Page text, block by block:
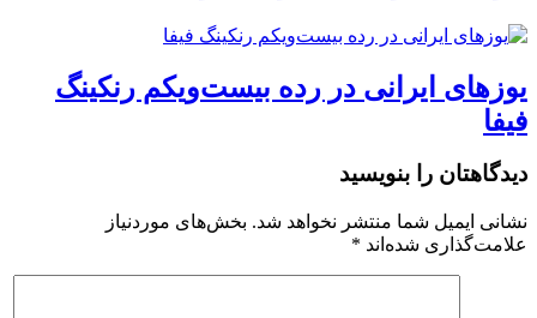
یوز‌های ایرانی در رده بیست‌ویکم رنکینگ
فیفا
دیدگاهتان را بنویسید
نشانی ایمیل شما منتشر نخواهد شد. بخش‌های موردنیاز
علامت‌گذاری شده‌اند *